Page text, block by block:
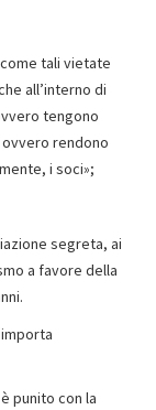
tali vietate
all’interno di
tengono
rendono
i soci»;
segreta, ai
a favore della
punito con la